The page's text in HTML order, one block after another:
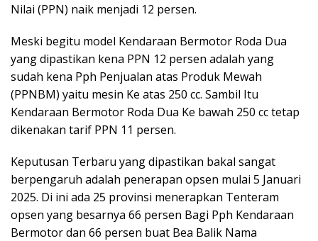
Nilai (PPN) naik menjadi 12 persen.
Meski begitu model Kendaraan Bermotor Roda Dua
yang dipastikan kena PPN 12 persen adalah yang
sudah kena Pph Penjualan atas Produk Mewah
(PPNBM) yaitu mesin Ke atas 250 cc. Sambil Itu
Kendaraan Bermotor Roda Dua Ke bawah 250 cc tetap
dikenakan tarif PPN 11 persen.
Keputusan Terbaru yang dipastikan bakal sangat
berpengaruh adalah penerapan opsen mulai 5 Januari
2025. Di ini ada 25 provinsi menerapkan Tenteram
opsen yang besarnya 66 persen Bagi Pph Kendaraan
Bermotor dan 66 persen buat Bea Balik Nama